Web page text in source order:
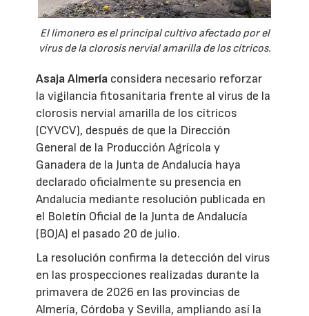
El limonero es el principal cultivo afectado por el
virus de la clorosis nervial amarilla de los cítricos.
Asaja Almería considera necesario reforzar
la vigilancia fitosanitaria frente al virus de la
clorosis nervial amarilla de los cítricos
(CYVCV), después de que la Dirección
General de la Producción Agrícola y
Ganadera de la Junta de Andalucía haya
declarado oficialmente su presencia en
Andalucía mediante resolución publicada en
el Boletín Oficial de la Junta de Andalucía
(BOJA) el pasado 20 de julio.
La resolución confirma la detección del virus
en las prospecciones realizadas durante la
primavera de 2026 en las provincias de
Almería, Córdoba y Sevilla, ampliando así la